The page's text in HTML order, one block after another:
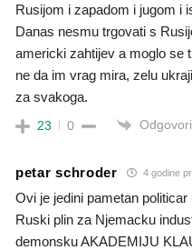
Rusijom i zapadom i jugom i
Danas nesmu trgovati s
americki zahtijev a moglo se
ne da im vrag mira, zelu
za svakoga.
23 0 Odgovori
petar schroder 4 godine
Ovi je jedini pametan
Ruski plin za Njemacku
demonsku AKADEMIJU